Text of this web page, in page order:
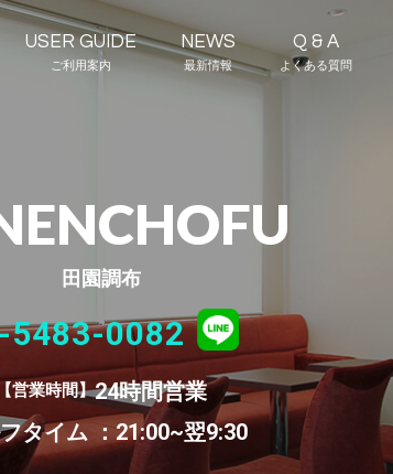
USER GUIDE
ご利用案内
NEWS
最新情報
Q & A
よくある質問
田園調布
5483-0082
営業時間
24時間営業
タイム ：21:00~翌9:30